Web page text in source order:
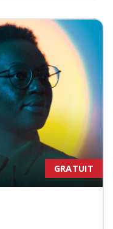
GRATUIT